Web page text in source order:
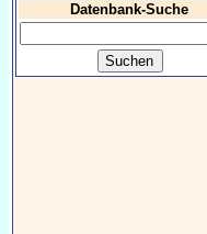
Datenbank-Suche